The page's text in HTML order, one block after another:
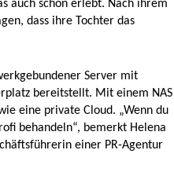
auch schon erlebt. Nach ihrem
dass ihre Tochter das
Server mit
bereitstellt. Mit einem NAS
eine private Cloud. „Wenn du
behandeln“, bemerkt Helena
einer PR-Agentur